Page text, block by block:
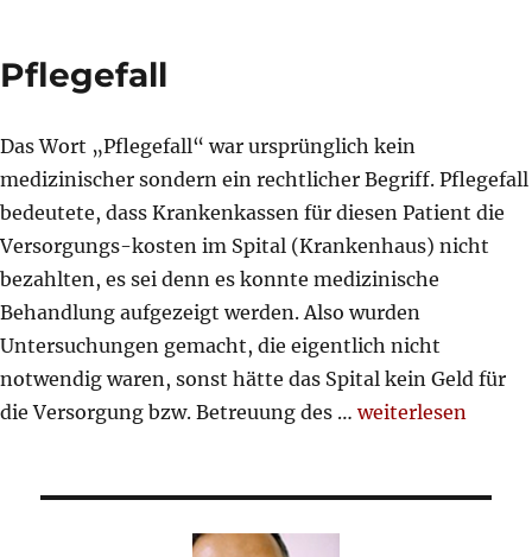
Pflegefall
Das Wort „Pflegefall“ war ursprünglich kein
medizinischer sondern ein rechtlicher Begriff. Pflegefall
bedeutete, dass Krankenkassen für diesen Patient die
Versorgungs-kosten im Spital (Krankenhaus) nicht
bezahlten, es sei denn es konnte medizinische
Behandlung aufgezeigt werden. Also wurden
Untersuchungen gemacht, die eigentlich nicht
notwendig waren, sonst hätte das Spital kein Geld für
die Versorgung bzw. Betreuung des …„Pflegefall“
weiterlesen